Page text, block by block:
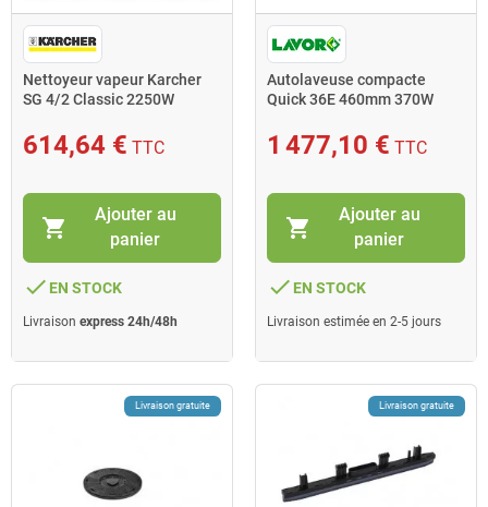
Nettoyeur vapeur Karcher
SG 4/2 Classic 2250W
614,64 € TTC
shopping_cart
Ajouter au
panier
done EN STOCK
Livraison express 24h/48h
Autolaveuse compacte
Quick 36E 460mm 370W
1 477,10 € TTC
shopping_cart
Ajouter au
panier
done EN STOCK
Livraison estimée en 2-5 jours
Livraison gratuite Livraison gratuite